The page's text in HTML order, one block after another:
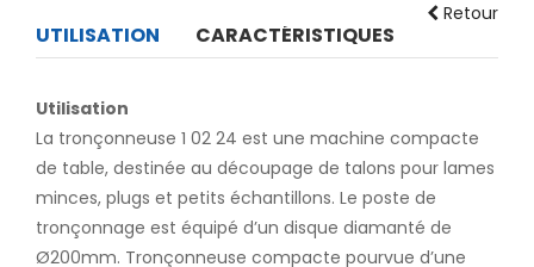
Retour
UTILISATION CARACTÉRISTIQUES
Utilisation
La tronçonneuse 1 02 24 est une machine compacte
de table, destinée au découpage de talons pour lames
minces, plugs et petits échantillons. Le poste de
tronçonnage est équipé d’un disque diamanté de
Ø200mm. Tronçonneuse compacte pourvue d’une